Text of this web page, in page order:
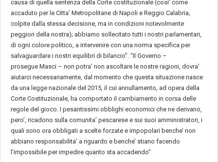
causa di quella sentenza della Corte costituzionale (cosi’ come
accaduto per le Citta’ Metropolitane di Napoli e Reggio Calabria,
colpite dalla stessa decisione, ma in condizioni notevolmente
peggiori della nostra); abbiamo sollecitato tutti i nostri parlamentari,
di ogni colore politico, a intervenire con una norma specifica per
salvaguardare i nostri equilibri di bilancio”. “Il Governo –
prosegue Masci – non potra’ non ascoltare le nostre ragioni, dovra’
aiutarci necessariamente, dal momento che questa situazione nasce
da una legge nazionale del 2015, il cui annullamento, ad opera della
Corte Costituzionale, ha comportato il cambiamento in corsa delle
regole del gioco. I pesantissimi obblighi economici che ne derivano,
pero’, ricadono sulla comunita’ pescarese e sui suoi amministratori, i
quali sono ora obbligati a scelte forzate e impopolari benche’ non
abbiano responsabilita’ a riguardo e benche’ stiano facendo
l’impossibile per impedire quanto sta accadendo”